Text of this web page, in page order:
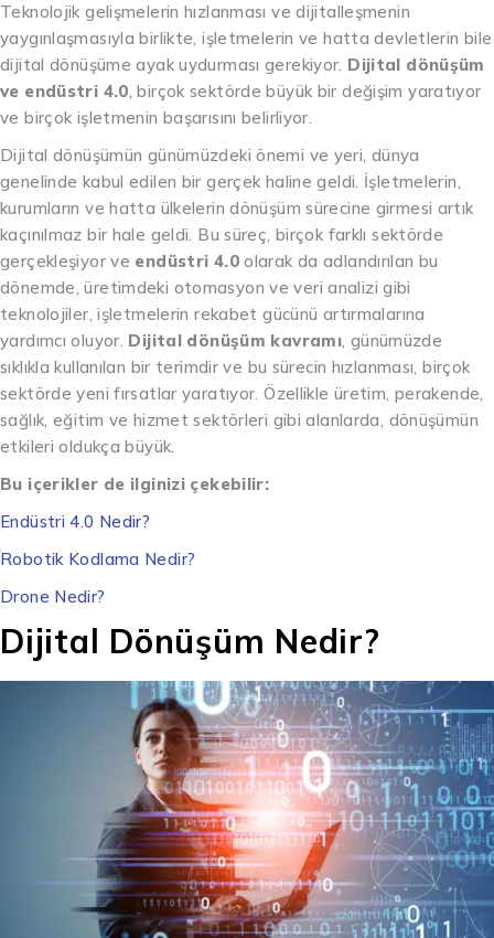
Teknolojik gelişmelerin hızlanması ve dijitalleşmenin
yaygınlaşmasıyla birlikte, işletmelerin ve hatta devletlerin bile
dijital dönüşüme ayak uydurması gerekiyor. Dijital dönüşüm
ve endüstri 4.0, birçok sektörde büyük bir değişim yaratıyor
ve birçok işletmenin başarısını belirliyor.
Dijital dönüşümün günümüzdeki önemi ve yeri, dünya
genelinde kabul edilen bir gerçek haline geldi. İşletmelerin,
kurumların ve hatta ülkelerin dönüşüm sürecine girmesi artık
kaçınılmaz bir hale geldi. Bu süreç, birçok farklı sektörde
gerçekleşiyor ve endüstri 4.0olarak da adlandırılan bu
dönemde, üretimdeki otomasyon ve veri analizi gibi
teknolojiler, işletmelerin rekabet gücünü artırmalarına
yardımcı oluyor. Dijital dönüşüm kavramı, günümüzde
sıklıkla kullanılan bir terimdir ve bu sürecin hızlanması, birçok
sektörde yeni fırsatlar yaratıyor. Özellikle üretim, perakende,
sağlık, eğitim ve hizmet sektörleri gibi alanlarda, dönüşümün
etkileri oldukça büyük.
Bu içerikler de ilginizi çekebilir:
Endüstri 4.0 Nedir?
Robotik Kodlama Nedir?
Drone Nedir?
Dijital Dönüşüm Nedir?